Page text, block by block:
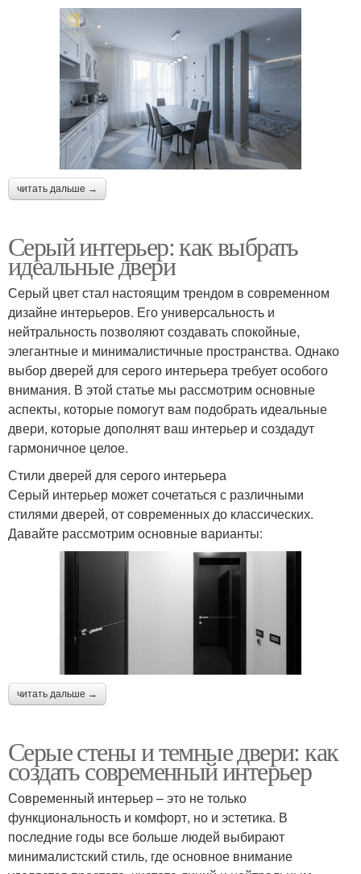
читать дальше →
Серый интерьер: как выбрать
идеальные двери
Серый цвет стал настоящим трендом в современном
дизайне интерьеров. Его универсальность и
нейтральность позволяют создавать спокойные,
элегантные и минималистичные пространства. Однако
выбор дверей для серого интерьера требует особого
внимания. В этой статье мы рассмотрим основные
аспекты, которые помогут вам подобрать идеальные
двери, которые дополнят ваш интерьер и создадут
гармоничное целое.
Стили дверей для серого интерьера
Серый интерьер может сочетаться с различными
стилями дверей, от современных до классических.
Давайте рассмотрим основные варианты:
читать дальше →
Серые стены и темные двери: как
создать современный интерьер
Современный интерьер – это не только
функциональность и комфорт, но и эстетика. В
последние годы все больше людей выбирают
минималистский стиль, где основное внимание